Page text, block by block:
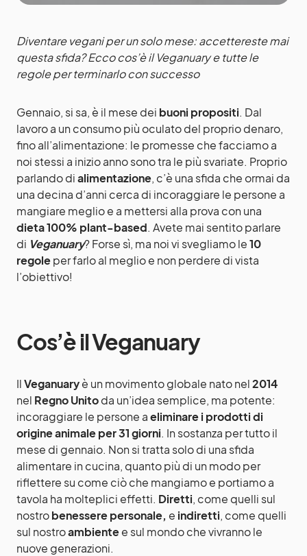
Diventare vegani per un solo mese: accettereste mai
questa sfida? Ecco cos’è il Veganuary e tutte le
regole per terminarlo con successo
Gennaio, si sa, è il mese dei buoni propositi. Dal
lavoro a un consumo più oculato del proprio denaro,
fino all’alimentazione: le promesse che facciamo a
noi stessi a inizio anno sono tra le più svariate. Proprio
parlando dialimentazione, c’è una sfida che ormai da
una decina d’anni cerca di incoraggiare le persone a
mangiare meglio e a mettersi alla prova con una
dieta 100% plant-based. Avete mai sentito parlare
di Veganuary? Forse sì, ma noi vi svegliamo le10
regoleper farlo al meglio e non perdere di vista
l’obiettivo!
Cos’è il Veganuary
IlVeganuaryè un movimento globale nato nel2014
nel Regno Unitoda un’idea semplice, ma potente:
incoraggiare le persone aeliminare i prodotti di
origine animale per 31 giorni. In sostanza per tutto il
mese di gennaio. Non si tratta solo di una sfida
alimentare in cucina, quanto più di un modo per
riflettere su come ciò che mangiamo e portiamo a
tavola ha molteplici effetti. Diretti, come quelli sul
nostrobenessere personale, e indiretti, come quelli
sul nostroambientee sul mondo che vivranno le
nuove generazioni.